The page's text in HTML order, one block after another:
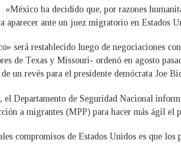
«México ha decidido que, por razones
aparecer ante un juez migratorio en Estados
será restablecido luego de negociaciones
de Texas y Missouri- ordenó en agosto
un revés para el presidente demócrata Joe
el Departamento de Seguridad Nacional
a migrantes (MPP) para hacer más ágil el
compromisos de Estados Unidos es que